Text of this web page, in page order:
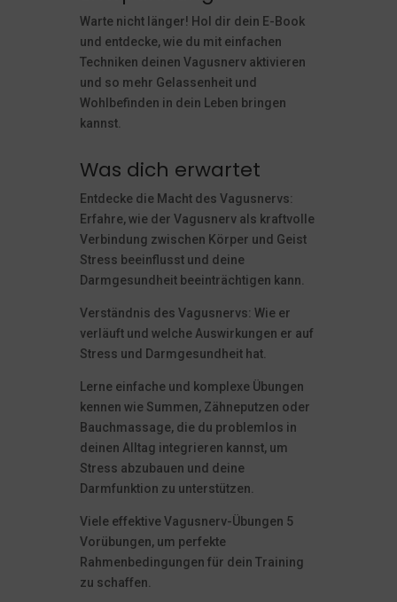
Warte nicht länger! Hol dir dein E-Book
und entdecke, wie du mit einfachen
Techniken deinen Vagusnerv aktivieren
und so mehr Gelassenheit und
Wohlbefinden in dein Leben bringen
kannst.
Was dich erwartet
Entdecke die Macht des Vagusnervs:
Erfahre, wie der Vagusnerv als kraftvolle
Verbindung zwischen Körper und Geist
Stress beeinflusst und deine
Darmgesundheit beeinträchtigen kann.
Verständnis des Vagusnervs: Wie er
verläuft und welche Auswirkungen er auf
Stress und Darmgesundheit hat.
Lerne einfache und komplexe Übungen
kennen wie Summen, Zähneputzen oder
Bauchmassage, die du problemlos in
deinen Alltag integrieren kannst, um
Stress abzubauen und deine
Darmfunktion zu unterstützen.
Viele effektive Vagusnerv-Übungen 5
Vorübungen, um perfekte
Rahmenbedingungen für dein Training
zu schaffen.